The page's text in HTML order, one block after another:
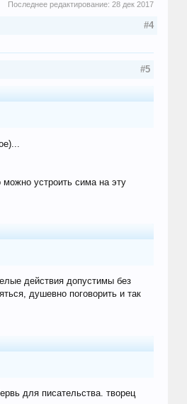
Последнее редактирование:28 дек 2017
#4
#5
можно устроить сима на эту
действия допустимы без
душевно поговорить и так
для писательства. творец